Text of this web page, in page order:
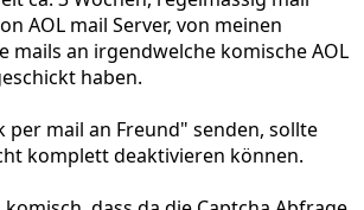
AOL mail Server, von meinen
mails an irgendwelche komische AOL
haben.
per mail an Freund" senden, sollte
komplett deaktivieren können.